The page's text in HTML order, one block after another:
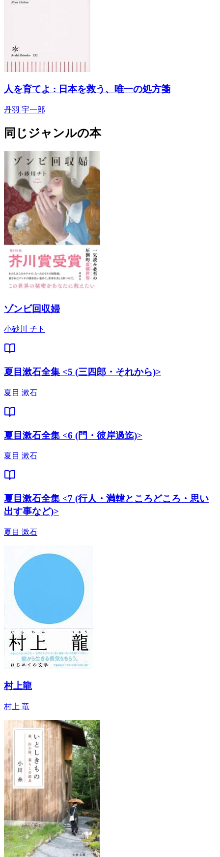
人を育てよ : 日本を救う、唯一の処方箋
丹羽 宇一郎
同じジャンルの本
ゾンビ回収婦
小砂川 チト
夏目漱石全集 <5 (三四郎・それから)>
夏目 漱石
夏目漱石全集 <6 (門・彼岸過迄)>
夏目 漱石
夏目漱石全集 <7 (行人・満韓ところどころ・思い
出す事など)>
夏目 漱石
村上龍
村上 竜